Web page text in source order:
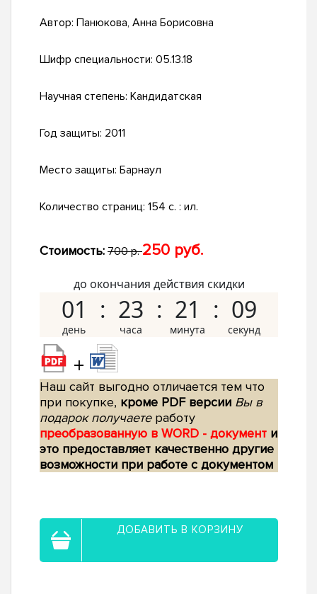
Автор: Панюкова, Анна Борисовна
Шифр специальности: 05.13.18
Научная степень: Кандидатская
Год защиты: 2011
Место защиты: Барнаул
Количество страниц: 154 с. : ил.
Стоимость: 700 р.250 руб.
до окончания действия скидки
01 23 21 08
+
Наш сайт выгодно отличается тем что
при покупке, кроме PDF версии Вы в
подарок получаетеработу
преобразованную в WORD - документ и
это предоставляет качественно другие
возможности при работе с документом
ДОБАВИТЬ В КОРЗИНУ